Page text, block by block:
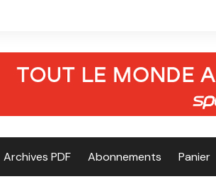
Archives PDF Abonnements Panier